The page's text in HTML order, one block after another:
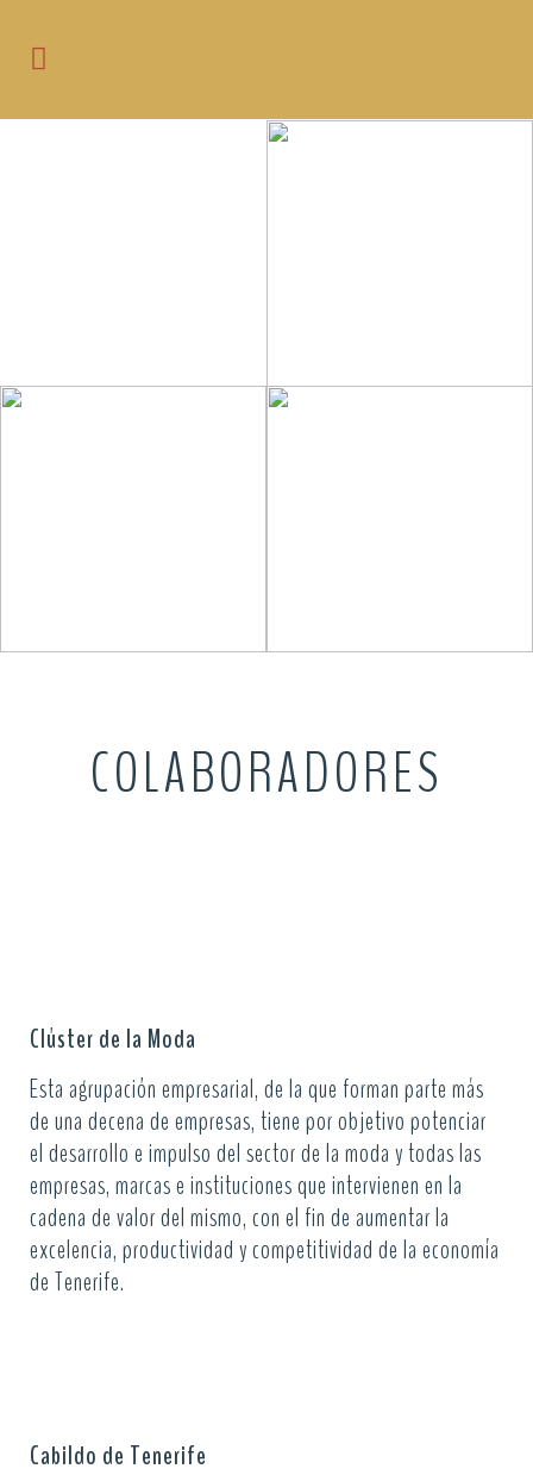
Clúster de la Moda
Esta agrupación empresarial, de la que forman parte más
de una decena de empresas, tiene por objetivo potenciar
el desarrollo e impulso del sector de la moda y todas las
empresas, marcas e instituciones que intervienen en la
cadena de valor del mismo, con el fin de aumentar la
excelencia, productividad y competitividad de la economía
de Tenerife.
Cabildo de Tenerife